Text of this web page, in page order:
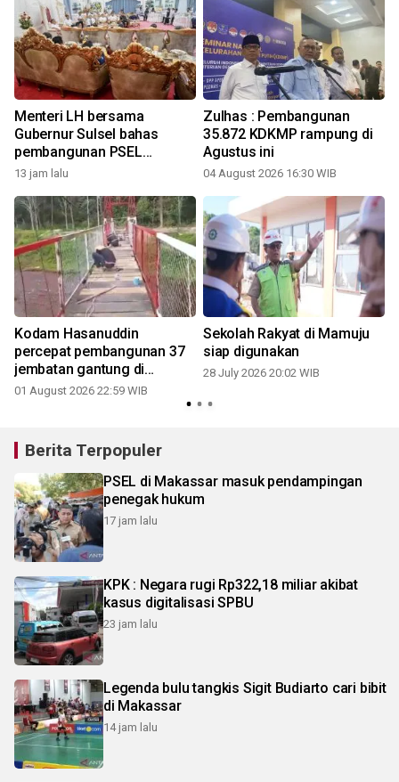
Menteri LH bersama
Gubernur Sulsel bahas
pembangunan PSEL
Mamminasata
13 jam lalu
Zulhas : Pembangunan
35.872 KDKMP rampung di
Agustus ini
04 August 2026 16:30 WIB
Kodam Hasanuddin
percepat pembangunan 37
jembatan gantung di
pelosok
01 August 2026 22:59 WIB
Sekolah Rakyat di Mamuju
siap digunakan
28 July 2026 20:02 WIB
Berita Terpopuler
PSEL di Makassar masuk pendampingan
penegak hukum
17 jam lalu
KPK : Negara rugi Rp322,18 miliar akibat
kasus digitalisasi SPBU
23 jam lalu
Legenda bulu tangkis Sigit Budiarto cari bibit
di Makassar
14 jam lalu